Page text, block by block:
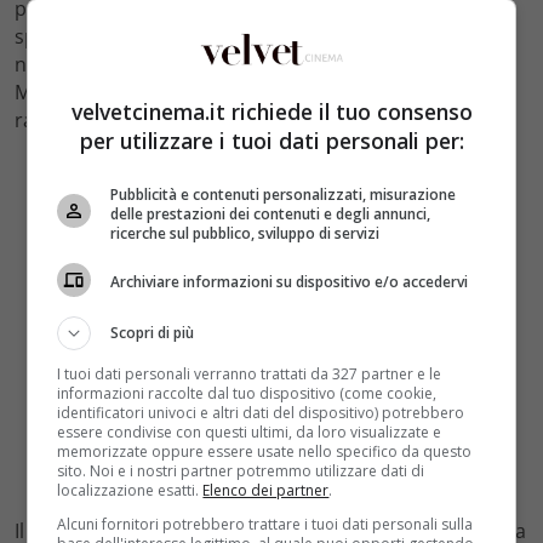
produzioni televisive e cinematografiche, tra cui
spiccano
Sabrina, vita da strega.
nel 1998 ottiene un ruolo significativo interpretando
Michael ‘Berg’ Bergen nella serie Due ragazzi e una
ragazza, che gli offre una grande visibilità negli USA.
Il 2002 segna un punto di svolta nella sua carriera con la
velvetcinema.it richiede il tuo consenso
per utilizzare i tuoi dati personali per:
Pubblicità e contenuti personalizzati, misurazione
delle prestazioni dei contenuti e degli annunci,
ricerche sul pubblico, sviluppo di servizi
Archiviare informazioni su dispositivo e/o accedervi
Scopri di più
I tuoi dati personali verranno trattati da 327 partner e le
informazioni raccolte dal tuo dispositivo (come cookie,
identificatori univoci e altri dati del dispositivo) potrebbero
essere condivise con questi ultimi, da loro visualizzate e
memorizzate oppure essere usate nello specifico da questo
sito. Noi e i nostri partner potremmo utilizzare dati di
localizzazione esatti. Elenco dei partner.
Alcuni fornitori potrebbero trattare i tuoi dati personali sulla